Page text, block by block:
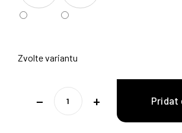
Zvolte variantu
+
−